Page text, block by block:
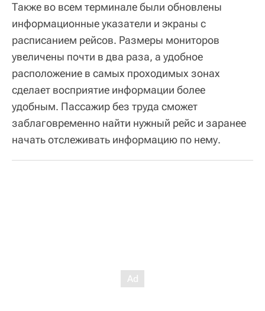
Также во всем терминале были обновлены
информационные указатели и экраны с
расписанием рейсов. Размеры мониторов
увеличены почти в два раза, а удобное
расположение в самых проходимых зонах
сделает восприятие информации более
удобным. Пассажир без труда сможет
заблаговременно найти нужный рейс и заранее
начать отслеживать информацию по нему.